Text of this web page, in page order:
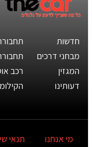
חדשות
מבחני דרכים
המגזין
דעותינו
רכב
מי אנחנו תנאי